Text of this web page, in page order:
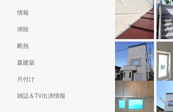
情報
掃除
断熱
森建築
片付け
雑誌＆TV出演情報